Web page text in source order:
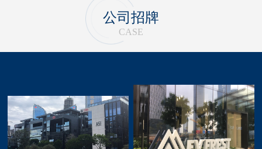
公司招牌
CASE